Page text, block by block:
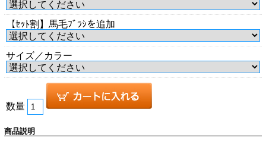
【ｾｯﾄ割】馬毛ﾌﾞﾗｼを追加
サイズ／カラー
数量
商品説明